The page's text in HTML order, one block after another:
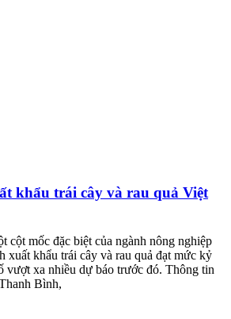
khẩu trái cây và rau quả Việt
cột mốc đặc biệt của ngành nông nghiệp
xuất khẩu trái cây và rau quả đạt mức kỷ
vượt xa nhiều dự báo trước đó. Thông tin
Bình,